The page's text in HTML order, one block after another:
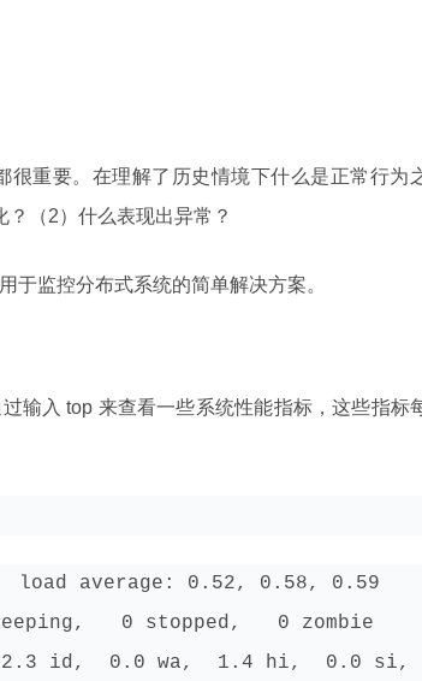
重要。在理解了历史情境下什么是正常行为
（2）什么表现出异常？
于监控分布式系统的简单解决方案。
输入 top 来查看一些系统性能指标，这些指标
average: 0.52, 0.58, 0.59
0 stopped,   0 zombie
id,  0.0 wa,  1.4 hi,  0.0 si,